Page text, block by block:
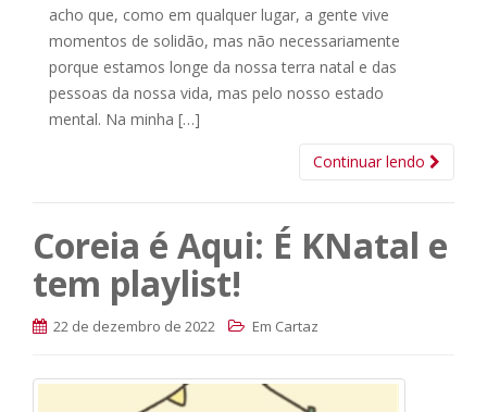
acho que, como em qualquer lugar, a gente vive
momentos de solidão, mas não necessariamente
porque estamos longe da nossa terra natal e das
pessoas da nossa vida, mas pelo nosso estado
mental. Na minha […]
Continuar lendo
Coreia é Aqui: É KNatal e
tem playlist!
22 de dezembro de 2022 Em Cartaz